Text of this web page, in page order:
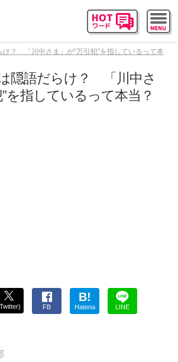
け？ 「川中さま」が“万引犯”を指しているって本
は隠語だらけ？ 「川中さ
”を指しているって本当？
FB
B!
Hatena LINE